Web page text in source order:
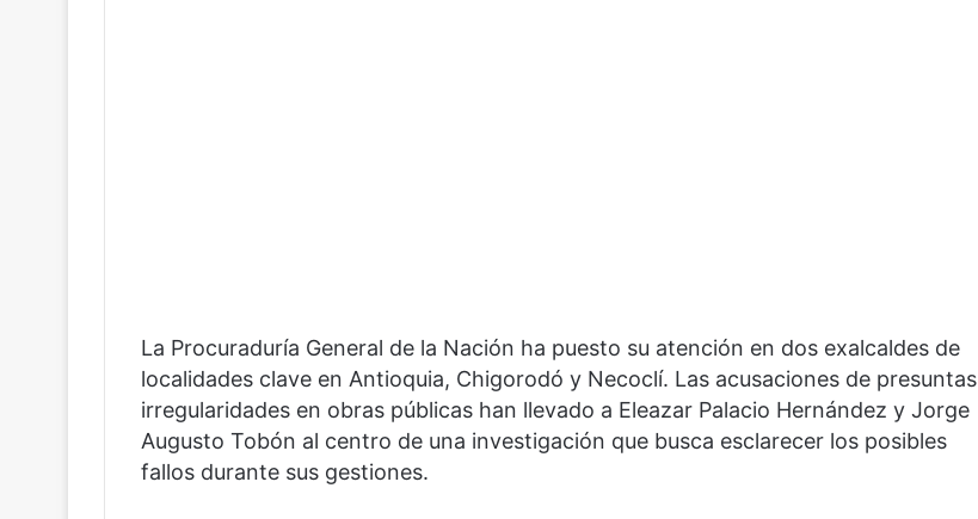
La Procuraduría General de la Nación ha puesto su atención en dos exalcaldes de
localidades clave en Antioquia, Chigorodó y Necoclí. Las acusaciones de presuntas
irregularidades en obras públicas han llevado a Eleazar Palacio Hernández y Jorge
Augusto Tobón al centro de una investigación que busca esclarecer los posibles
fallos durante sus gestiones.